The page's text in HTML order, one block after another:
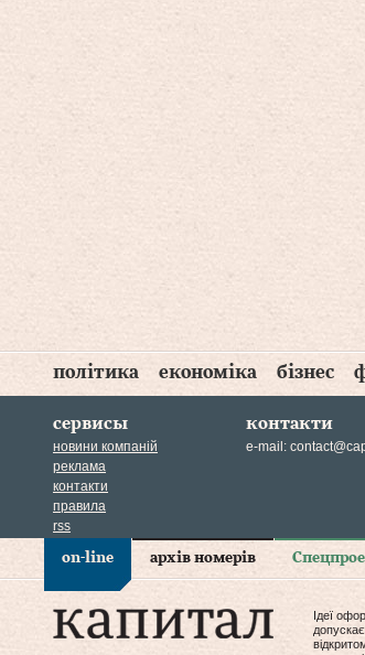
політика економіка бізнес
сервисы
новини компаній
реклама
контакти
правила
rss
контакти
e-mail:
on-line архів номерів
Ідеї